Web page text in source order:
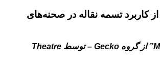
کاربرد تسمه نقاله در صحنه‌های
1. پروژه‌ی “Missing” از گروه Gecko – توسط Theatre